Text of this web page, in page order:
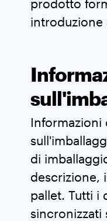
prodotto
introduzione
Informazioni
di
descrizione,
pallet. Tutti i
sincronizzati